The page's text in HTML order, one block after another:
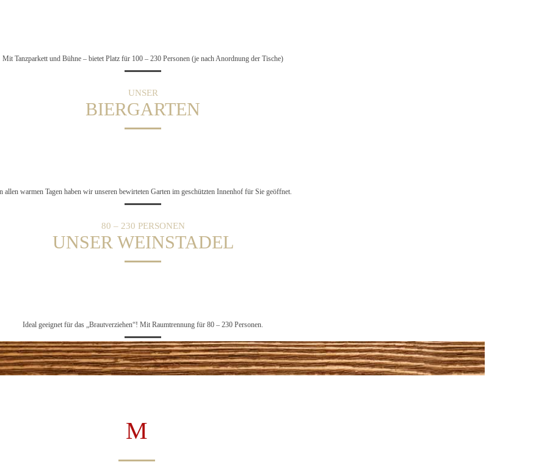
Mit Tanzparkett und Bühne – bietet Platz für 100 – 230 Personen (je nach Anordnung der Tische)
UNSER
BIERGARTEN
allen warmen Tagen haben wir unseren bewirteten Garten im geschützten Innenhof für Sie geöffnet.
80 – 230 PERSONEN
UNSER WEINSTADEL
Ideal geeignet für das „Brautverziehen“! Mit Raumtrennung für 80 – 230 Personen.